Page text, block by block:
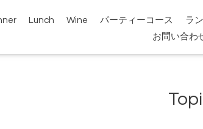
Lunch Wine パーティーコース ラ
お問い合わ